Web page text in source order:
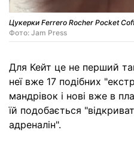
Цукерки Ferrero Rocher Pocket
Фото: Jam Press
Для Кейт це не перший
неї вже 17 подібних
мандрівок і нові вже в
їй подобається
адреналін".